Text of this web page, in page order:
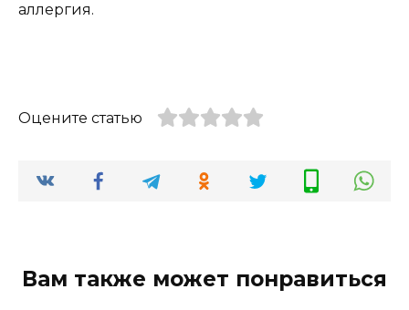
аллергия.
Оцените статью
Вам также может понравиться